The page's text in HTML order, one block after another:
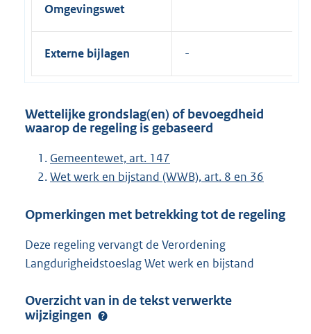
Omgevingswet
Externe bijlagen
Wettelijke grondslag(en) of bevoegdheid
waarop de regeling is gebaseerd
Gemeentewet, art. 147
Wet werk en bijstand (WWB), art. 8 en 36
Opmerkingen met betrekking tot de regeling
Deze regeling vervangt de Verordening
Langdurigheidstoeslag Wet werk en bijstand
Overzicht van in de tekst verwerkte
wijzigingen